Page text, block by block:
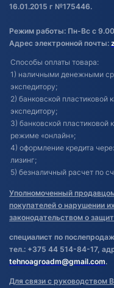
16.01.2015 г №175446.
Режим работы: Пн-Вс с
Адрес электронной почты:
Способы оплаты товара:
1) наличными денежными
экспедитору;
2) банковской пластиковой
экспедитору;
3) банковской пластиковой
режиме «онлайн»;
4) оформление кредита
лизинг;
5) безналичный расчет по
Уполномоченный
покупателей о нарушении
законодательством о
специалист по
тел.: +375 44 514-84-17,
tehnoagroadm@gmail.com.
Для связи с руководством